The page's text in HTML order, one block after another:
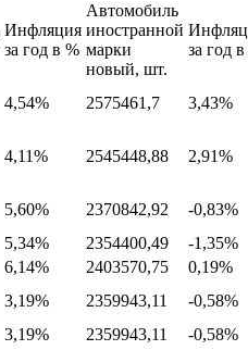
Инфляция
за год в %
Автомобиль
иностранной
марки
новый, шт.
за год
4,54% 2575461,7
3,43%
4,11% 2545448,88 2,91%
5,60% 2370842,92
-0,83%
5,34% 2354400,49
-1,35%
6,14% 2403570,75
0,19%
3,19% 2359943,11
-0,58%
3,19% 2359943,11
-0,58%